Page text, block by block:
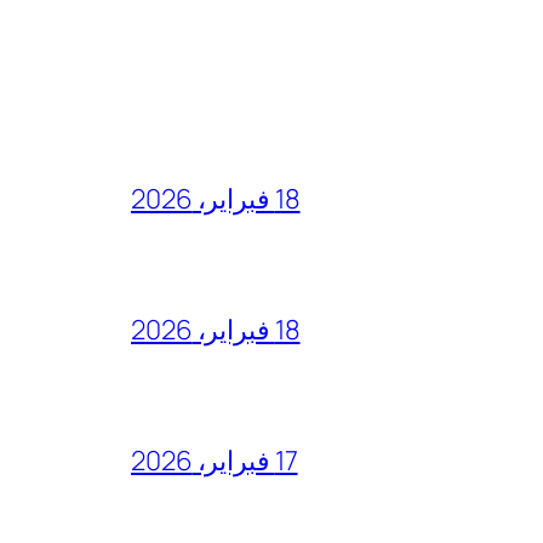
18 فبراير، 2026
18 فبراير، 2026
17 فبراير، 2026